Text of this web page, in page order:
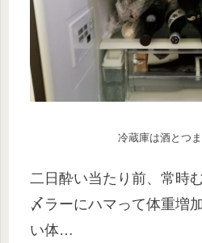
冷蔵庫は酒とつ
二日酔い当たり前、常時
〆ラーにハマって体重増
い体…